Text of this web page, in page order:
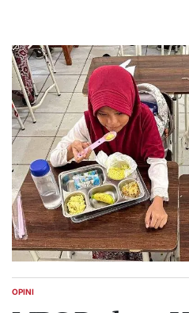
POSTED
OPINI